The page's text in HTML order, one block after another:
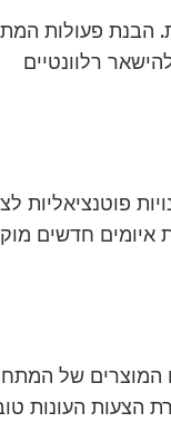
הבנת פעולות
רלוונטיים
פוטנציאליות
איומים חדשים
המוצרים של
הצעות העונות